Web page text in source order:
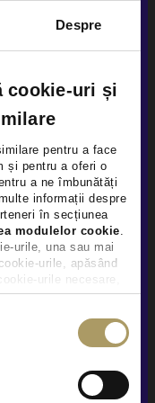
Despre
cookie-uri și
pentru a face
și pentru a oferi o
a ne îmbunătăți
informații despre
în secțiunea
modulelor cookie.
urile, una sau mai
urile, apăsând
urile necesare,
în vigoare.
×